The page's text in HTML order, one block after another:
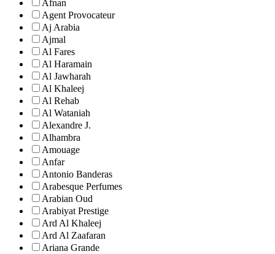
Afnan
Agent Provocateur
Aj Arabia
Ajmal
Al Fares
Al Haramain
Al Jawharah
Al Khaleej
Al Rehab
Al Wataniah
Alexandre J.
Alhambra
Amouage
Anfar
Antonio Banderas
Arabesque Perfumes
Arabian Oud
Arabiyat Prestige
Ard Al Khaleej
Ard Al Zaafaran
Ariana Grande